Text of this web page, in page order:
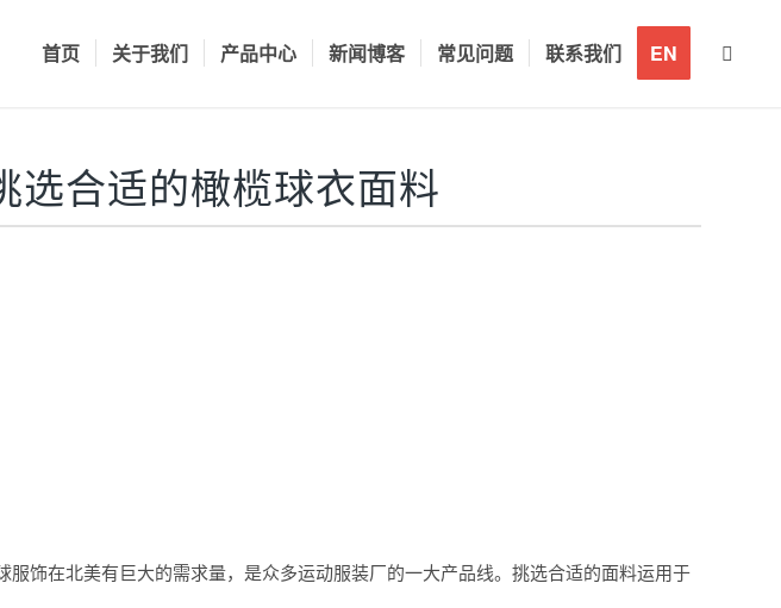
首页 关于我们 产品中心 新闻博客 常见问题 联系我们 EN
选合适的橄榄球衣面料
服饰在北美有巨大的需求量，是众多运动服装厂的一大产品线。挑选合适的面料运用于